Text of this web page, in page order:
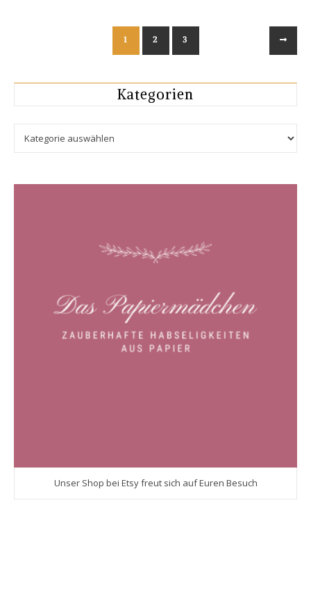
1 2 3
Kategorien
Unser Shop bei Etsy freut sich auf Euren Besuch